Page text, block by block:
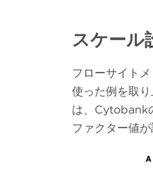
スケール
フローサイト
使った例を取
は、Cytobank
ファクター値